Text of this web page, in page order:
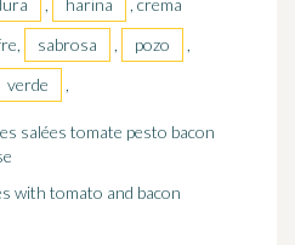
, harina
, crema
sabrosa , pozo
,
verde ,
salées tomate pesto bacon
with tomato and bacon